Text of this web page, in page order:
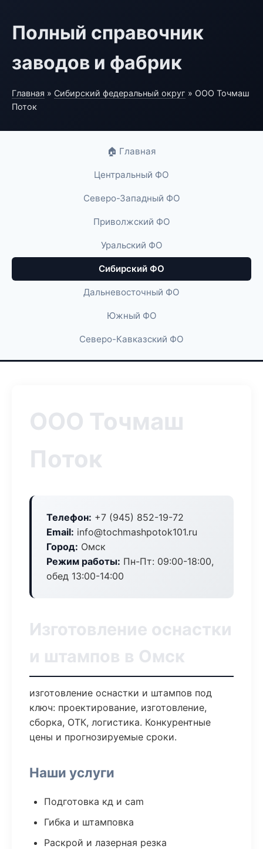
Полный справочник
заводов и фабрик
Главная » Сибирский федеральный округ » ООО Точмаш
Поток
🏠 Главная
Центральный ФО
Северо-Западный ФО
Приволжский ФО
Уральский ФО
Сибирский ФО
Дальневосточный ФО
Южный ФО
Северо-Кавказский ФО
ООО Точмаш
Поток
Телефон: +7 (945) 852-19-72
Email: info@tochmashpotok101.ru
Город: Омск
Режим работы: Пн-Пт: 09:00-18:00,
обед 13:00-14:00
Изготовление оснастки
и штампов в Омск
изготовление оснастки и штампов под
ключ: проектирование, изготовление,
сборка, ОТК, логистика. Конкурентные
цены и прогнозируемые сроки.
Наши услуги
Подготовка кд и cam
Гибка и штамповка
Раскрой и лазерная резка